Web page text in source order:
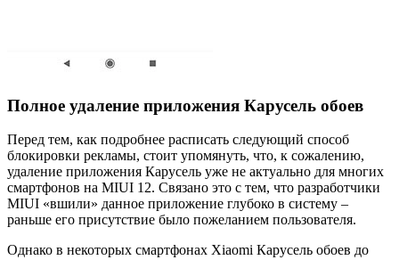
Полное удаление приложения Карусель обоев
Перед тем, как подробнее расписать следующий способ
блокировки рекламы, стоит упомянуть, что, к сожалению,
удаление приложения Карусель уже не актуально для многих
смартфонов на MIUI 12. Связано это с тем, что разработчики
MIUI «вшили» данное приложение глубоко в систему –
раньше его присутствие было пожеланием пользователя.
Однако в некоторых смартфонах Xiaomi Карусель обоев до